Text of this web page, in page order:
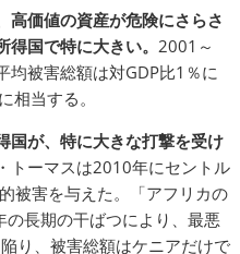
高価値の資産が危険にさらさ
国で特に大きい。 2001～
被害総額は対GDP比1％に
相当する。
国が、特に大きな打撃を受け
トーマスは2010年にセントル
被害を与えた。「アフリカの
長期の干ばつにより、最悪
り、被害総額はケニアだけで